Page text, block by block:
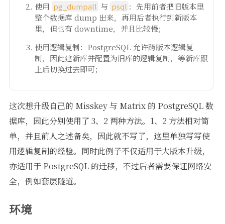
使用 pg_dumpall 与 psql ：先用前者把旧版本里
整个数据库 dump 出来，再用后者执行到新版本
里，但也有 downtime，并且比较慢；
使用逻辑复制：PostgreSQL 允许跨版本逻辑复
制，因此建新库并配置为旧库的逻辑复制，等新库跟
上后切换过去即可；
这次想升级自己的 Misskey 与 Matrix 的 PostgreSQL 数
据库，因此分别使用了 3、2 两种方法。1、2 方法相对简
单，并且前人之述备矣，因此就不写了，这里单独写写使
用逻辑复制的经验。同时此例子不仅适用于大版本升级，
亦适用于 PostgreSQL 的迁移，不过后者需要保证网络安
全，例如套层隧道。
环境